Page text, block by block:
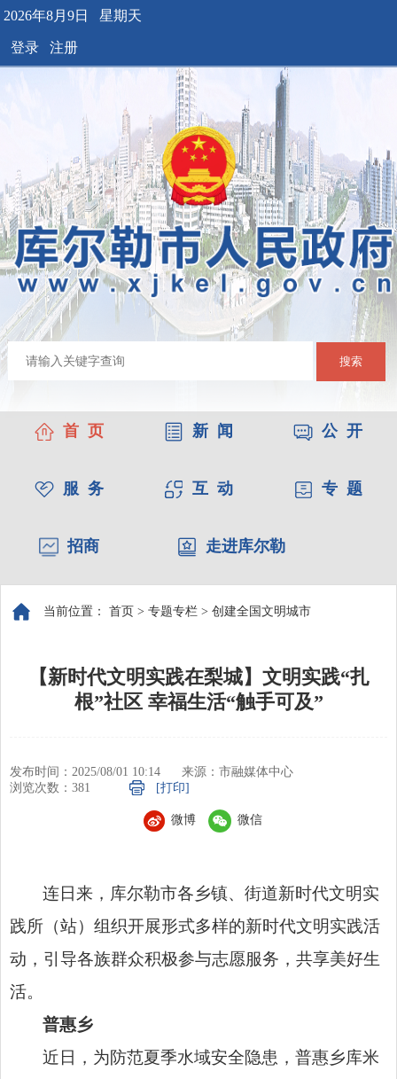
2026年8月9日 星期天
登录 注册
搜索
首 页 新 闻 公 开
服 务 互 动 专 题
招商 走进库尔勒
当前位置： 首页 > 专题专栏 > 创建全国文明城市
【新时代文明实践在梨城】文明实践“扎
根”社区 幸福生活“触手可及”
发布时间：2025/08/01 10:14
来源：市融媒体中心
浏览次数： 381 [打印]
微博 微信
连日来，库尔勒市各乡镇、街道新时代文明实
践所（站）组织开展形式多样的新时代文明实践活
动，引导各族群众积极参与志愿服务，共享美好生
活。
普惠乡
近日，为防范夏季水域安全隐患，普惠乡库米